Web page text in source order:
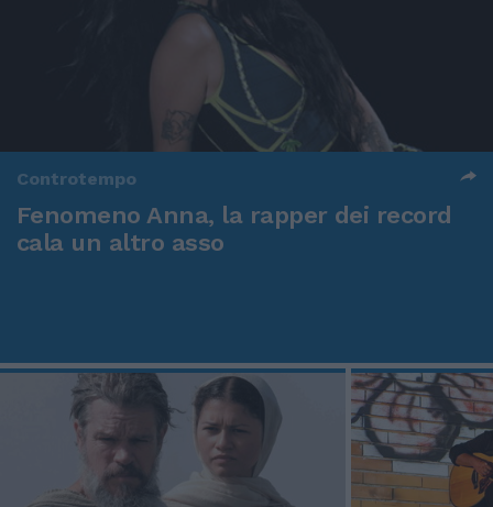
Controtempo
Fenomeno Anna, la rapper dei record
cala un altro asso